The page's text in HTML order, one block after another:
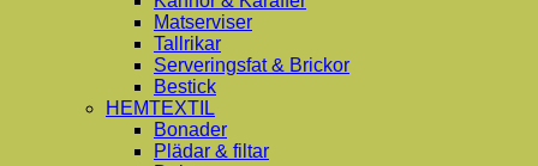
Matserviser
Tallrikar
Serveringsfat & Brickor
Bestick
HEMTEXTIL
Bonader
Plädar & filtar